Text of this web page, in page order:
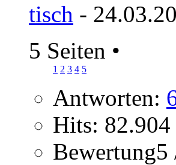
tisch -
5 Seiten •
1 2 3 4 5
Antworten:
Hits: 82.904
Bewertung5